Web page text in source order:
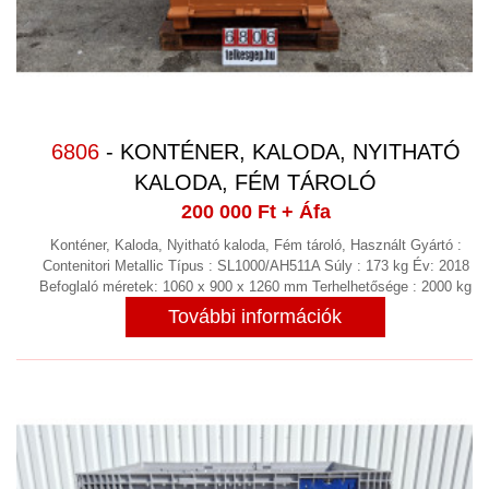
ULTRANGOS MÜANYAG HEGESZTŐ (2)
VEGYIPAR
VENTILÁTOROK (11)
VIBRÁCIÓS KOPTATÓ SORJÁZÓ (13)
VILLANYMOTOR GYÁRTÁS
VILLANYMOTOROK
KAPCSOLAT
NYITVA TARTÁS
6806- KONTÉNER, KALODA, NYITHATÓ
KALODA, FÉM TÁROLÓ
200 000 Ft+ Áfa
Konténer, Kaloda, Nyitható kaloda, Fém tároló, Használt Gyártó :
Contenitori Metallic Típus : SL1000/AH511A Súly : 173 kg Év: 2018
Befoglaló méretek: 1060 x 900 x 1260 mm Terhelhetősége : 2000 kg
További információk